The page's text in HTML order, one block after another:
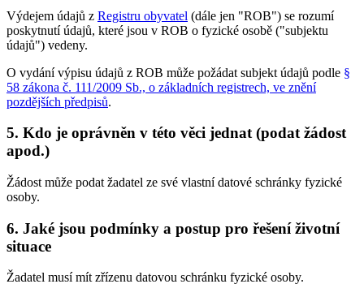
Výdejem údajů z Registru obyvatel (dále jen "ROB") se rozumí
poskytnutí údajů, které jsou v ROB o fyzické osobě ("subjektu
údajů") vedeny.
O vydání výpisu údajů z ROB může požádat subjekt údajů podle §
58 zákona č. 111/2009 Sb., o základních registrech, ve znění
pozdějších předpisů.
5. Kdo je oprávněn v této věci jednat (podat žádost
apod.)
Žádost může podat žadatel ze své vlastní datové schránky fyzické
osoby.
6. Jaké jsou podmínky a postup pro řešení životní
situace
Žadatel musí mít zřízenu datovou schránku fyzické osoby.